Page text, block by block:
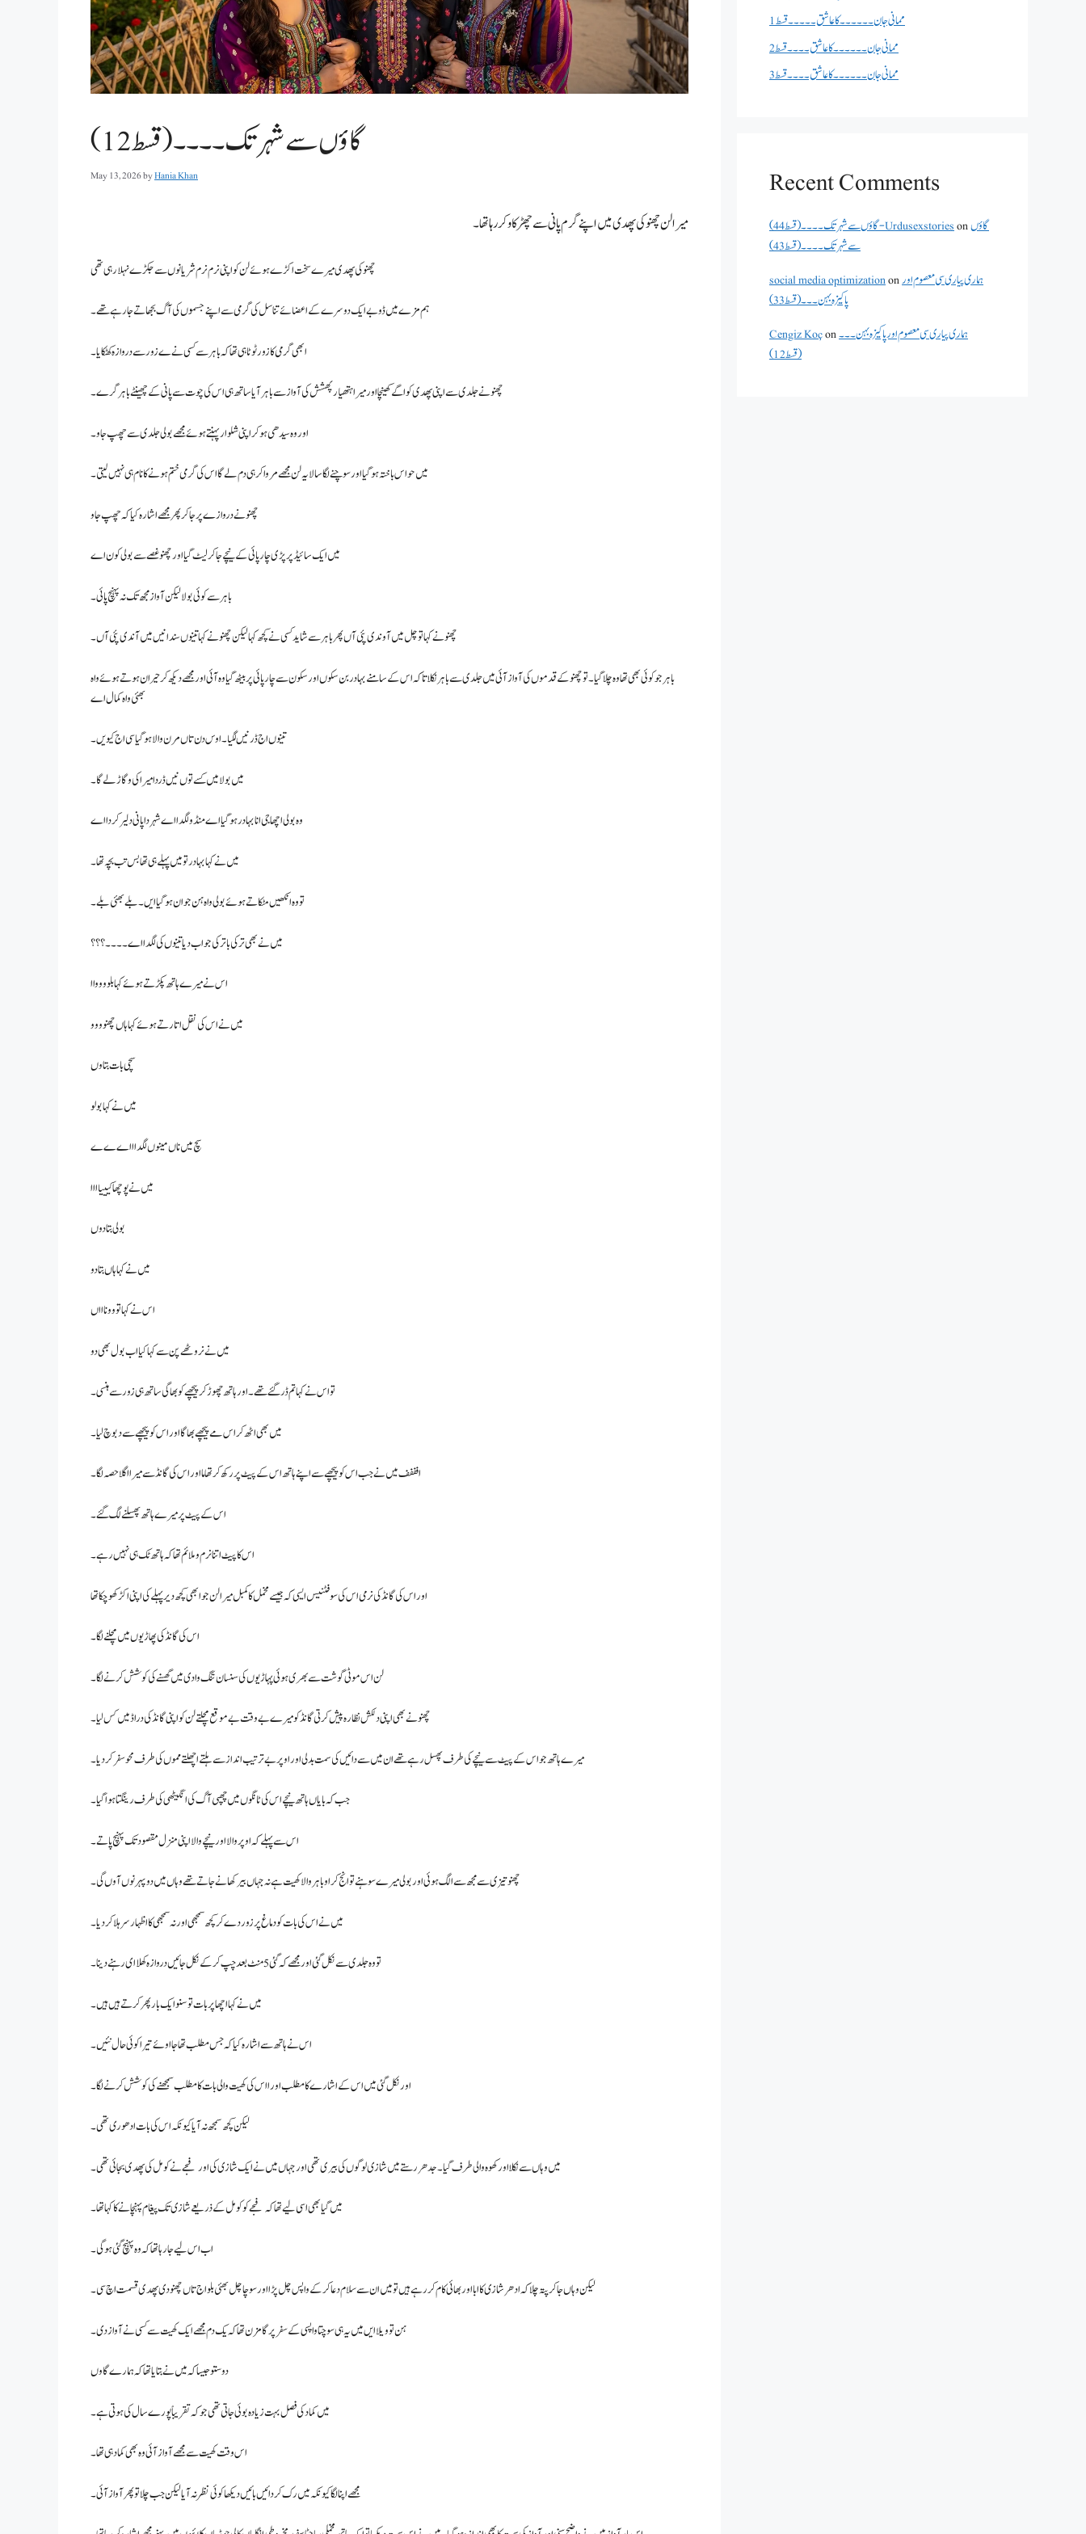
گاؤں سے شہر تک۔۔۔۔(قسط 12)
May 13, 2026byHania Khan
میرا لن چھنو کی پھدی میں اپنے گرم پانی سے چھڑکاو کر رہا تھا۔
چھنو کی پھدی میرے سخت اکڑے ہوئے لن کو اپنی نرم نرم شریانوں سے جکڑے نہلا رہی تھی
ہم مزے میں ڈوبے ایک دوسرے کے اعضائے تناسل کی گرمی سے اپنے جسموں کی آگ بجھاتےجا رہے تھے۔
ابھی گرمی کا زور ٹوٹا ہی تھا کہ باہر سے کسی نےے زور سے دروازہ کھٹکایا۔
چھنو نےجلدی سے اپنی پھدی کو اگے کھینچا اور میرا ہتھیار پھشش کی آواز سے باہر آیا ساتھ ہی اس کی چوت سے پانی کے چھینٹے باہر گرے۔
اور وہ سیدھی ہو کر اپنی شلوار پہنتے ہوئے مجھے بولی جلدی سے چھپ جاو۔
میں حواس باختہ ہو گیا اور سوچنے لگا سالا یہ لن مجھے مروا کر ہی دم لے گا اس کی گرمی ختم ہونے کا نام ہی نہیں لیتی۔
چھنو نے دروازے پرجا کر پھر مجھے اشارہ کیا کہ چھپ جاو
میں ایک سائیڈ پر پڑی چارپائی کے نیچے جا کر لیٹ گیا اور چھنو غصے سے بولی کون اے
باہر سے کوئی بولا لیکن آواز مجھ تک نہ پہنچ پائی۔
چھنو نے کہا تو چل میں آوندی پئی آں پھر باہر سے شاید کسی نے کچھ کہا لیکن چھنو نےکہا تینوں سندا نیں میں آندی پئی آں۔
باہر جو کوئی بھی تھا وہ چلا گیا۔ تو چھنو کے قدموں کی آواز آئی میں جلدی سے باہر نکلا تاکہ اس کے سامنے بہادر بن سکوں اور سکون سے چارپائی پر بیٹھ گیا وہ آئی اور مجھے دیکھ کر حیران ہوتے ہوئے واہ
بھئی واہ کمال اے
تینوں اج ڈر نیں لگیا۔اوس دن تاں مرن والا ہو گیا سی اج کیویں ۔
میں بولا میں کسے توں نیں ڈردا میرا کی وگاڑ لے گا ۔
وہ بولی اچھا جی انا بہادر ہو گیا اے منڈو لگدا اے شہر دا پانی دلیر کردا اے
میں نے کہا بہادر تو میں پہلے ہی تھا بس تب بچہ تھا۔
تو وہ انکھیں مٹکاتے ہوئے بولی واہ ہن جوان ہوگیا ایں ۔ بلے بھئی بلے۔
میں نے بھی ترکی با ترکی جواب دیا تینوں کی لگدا اے۔۔۔۔؟؟؟
اس نے میرے ہاتھ پکڑتے ہوئے کہا بلوووواا
میں نے اس کی نقل اتارتے ہوئے کہا ہاں چھنوووو
سچی بات بتاوں
میں نے کہا بولو
سچ میں ناں مینوں لگدا ااےےے
میں نے پوچھا کیییاااا
بولی بتا دوں
میں نے کہا ہاں بتا دو
اس نے کہا تو وو ناااں
میں نے نروٹھے پن سے کہا کیا اب بول بھی دو
تو اس نے کہا تم ڈر گئے تھے۔ اور ہاتھ چھوڑ کر پیچھے کو بھاگی ساتھ ہی زور سے ہنسی۔
میں بھی اٹھ کر اس مے پیچھے بھاگا اور اس کو پیچھے سے دبوچ لیا ۔
افففف میں نے جب اس کو پیچھے سے اپنے ہاتھ اس کے پیٹ پر رکھ کر تھا ما اور اس کی گانڈ سے میرا اگلا حصہ لگا ۔
اس کے پیٹ پر میرے ہاتھ پھسلنے لگ گئے۔
اس کا پیٹ اتنا نرم وملائم تھا کہ ہاتھ ٹک ہی نہیں رہے ۔
اور اس کی گانڈ کی نرمی اس کی سوفٹنیس ایسی کہ جیسے مخمل کا کمبل میرا لن جو ابھی کچھ دیر پہلے کی اپنی اکڑ کھو چکا تھا
اس کی گانڈ کی پھاڑیوں میں مچلنے لگا۔
لن اس موٹی گوشت سے بھری ہوئی پہاڑیوں کی سنسان تنگ وادی میں گھسنے کی کوشش کرنے لگا۔
چھنو نے بھی اپنی دلکش نظارہ پیش کرتی گانڈ کو میرے بے وقت بے موقع مچلتے لن کو اپنی گانڈ کی دراڈ میں کس لیا۔
میرے ہاتھ جو اس کے پیٹ سے نیچے کی طرف پھسل رہے تھے ان میں سے دائیں کی سمت بدلی اور اوپر بے ترتیب انداز سے ہلتے اچھلتے مموں کی طرف محو سفر کر دیا۔
جب کہ بایاں ہاتھ نیچے اس کی ٹانگوں میں چھپی آگ کی انگیٹھی کی طرف رینگتا ہوا گیا۔
اس سے پہلے کہ اوپر والا اور نیچے والا اپنی منزل مقصود تک پہنچ پاتے۔
چھنو تیزی سے مجھ سے الگ ہوئی اور بولی میرے سوہنے تو انج کر او باہر والا کھیت ہے نہ جہاں بیر کھانے جاتے تھے وہاں میں دوپہر نوں آوں گی۔
میں نے اس کی بات کو دماغ پر زور دے کر کچھ سمجھی اور نہ سمجھی کا اظہار سر ہلا کر دیا ۔
تو وہ جلدی سے نکل گئی اور مجھے کہ گئی 5منٹ بعد چپ کر کے نکل جائیں دروازہ کھلا ای رہنے دینا۔
میں نے کہا اچھا پر بات تو سنو ایک بار پھر کرتے ہیں ہیں ۔
اس نے ہاتھ سے اشارہ کیا کہ جس مطلب تھا جا اوئے تیرا کوئی حال نئیں۔
اور نکل گئی میں اس کے اشارے کا مطلب اور ااس کی کھیت والی بات کا مطلب سمجھنے کی کوشش کرنے لگا ۔
لیکن کچھ سمجھ نہ آیا کیونکہ اس کی بات ادھوری تھی۔
میں وہاں سے نکلا اور کھوہ والی طرف گیا۔جدھر رستے میں شازی لوگوں کی بیری تھی اور جہاں میں نے ایک شازی کی اور فجے نے کومل کی پھدی بجائی تھی۔
میں گیا بھی اسی لیے تھا کہ فجے کو کومل کے ذریعے شازی تک پیغام پہنچانے کا کہا تھا ۔
اب اس لیے جا رہا تھا کہ وہ پہنچ گئی ہو گی۔
لیکن وہاں جا کر پتہ چلا کہ ادھر شازی کا ابا اور بھائی کام کر رہے ہیں تو میں ان سے سلام دعا کر کے واپس چل پڑا اور سوچا چل بھئی بلو اج تاں چھنو دی پھدی قسمت اچ سی۔
ہن تو ویلا ایں میں یہ ہی سوچتا واپسی کے سفر پر گامزن تھا کہ یک دم مجھے ایک کھیت سے کسی نے آواز دی ۔
دوستو جیسا کہ میں نے بتایا تھا کہ ہمارے گاوں
میں کماد کی فصل بہت زیادہ بوئی جاتی تھی جو کہ تقریباً پورے سال کی ہوتی ہے۔
اس وقت کھیت سے مجھے آواز آئی وہ بھی کماد ہی تھا۔
مجھے اپنا لگا کیونکہ میں رک کر دائیں بائیں دیکھا کوئی نظر نہ آیا لیکن جب چلا تو پھر آواز آئی ۔
ممانی جان ۔۔۔۔۔۔کا عاشق ۔۔۔۔۔قسط 1
ممانی جان ۔۔۔۔۔۔کا عاشق ۔۔۔۔قسط 2
ممانی جان ۔۔۔۔۔۔کا عاشق ۔۔۔۔قسط 3
Recent Comments
گاؤں سے شہر تک۔۔۔۔(قسط 44) - Urdusexstoriesonگاؤں
سے شہر تک۔۔۔۔(قسط 43)
social media optimizationonہماری پیاری سی معصوم اور
پاکیزہ بہن۔۔۔(قسط33)
Cengiz Koçonہماری پیاری سی معصوم اور پاکیزہ بہن۔۔۔
(قسط12)